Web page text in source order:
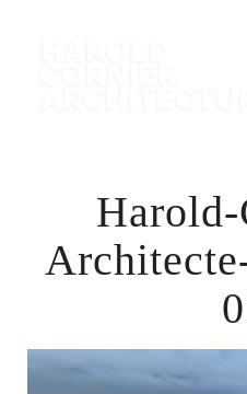
Lecteur